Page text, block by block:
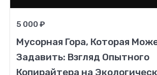
5 000 ₽
Мусорная Гора, Которая
Задавить: Взгляд Опытного
Копирайтера на